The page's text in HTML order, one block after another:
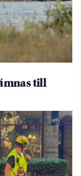
till